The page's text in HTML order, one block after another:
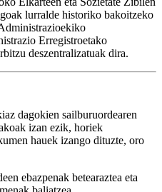
lurralde historiko bakoitzeko
Erregistroetako
deszentralizatuak dira.
dagokien sailburuordearen
izan ezik, horiek
hauek izango dituzte, oro
ebazpenak betearaztea eta